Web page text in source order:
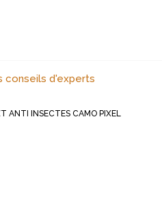
conseils d'experts
ANTI INSECTES CAMO PIXEL